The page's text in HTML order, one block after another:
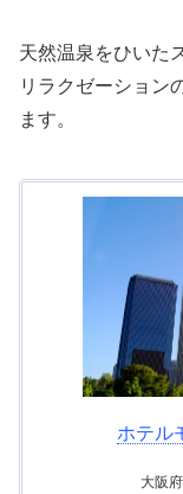
天然温泉をひいた
リラクゼーション
ます。
ホテル
大阪